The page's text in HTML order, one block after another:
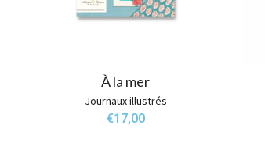
À la mer
Journaux illustrés
€17,00